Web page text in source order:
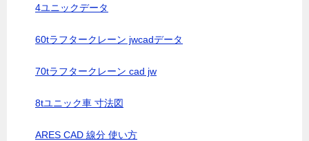
4ユニックデータ
60tラフタークレーン jwcadデータ
70tラフタークレーン cad jw
8tユニック車 寸法図
ARES CAD 線分 使い方